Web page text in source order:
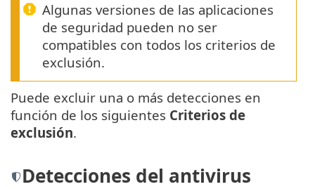
Algunas versiones de las aplicaciones
de seguridad pueden no ser
compatibles con todos los criterios de
exclusión.
Puede excluir una o más detecciones en
función de los siguientes Criterios de
exclusión.
Detecciones del antivirus